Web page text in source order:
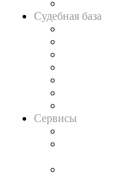
Судебная база
Сервисы